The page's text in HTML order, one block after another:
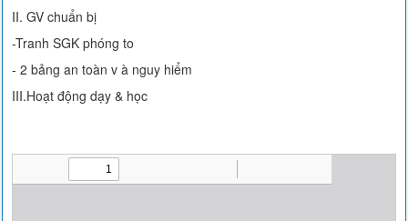
II. GV chuẩn bị
-Tranh SGK phóng to
- 2 bảng an toàn v à nguy hiểm
III.Hoạt động dạy & học